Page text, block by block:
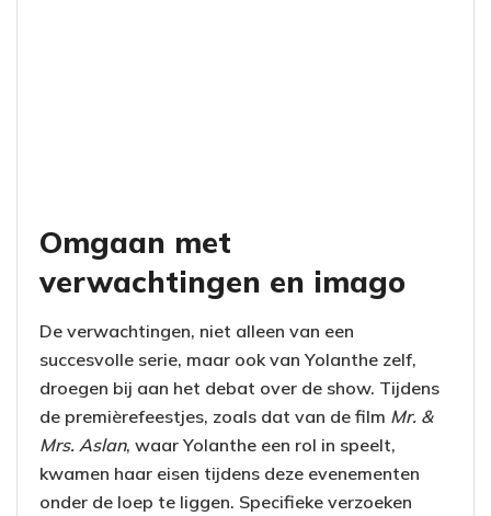
Omgaan met
verwachtingen en imago
De verwachtingen, niet alleen van een
succesvolle serie, maar ook van Yolanthe zelf,
droegen bij aan het debat over de show. Tijdens
de premièrefeestjes, zoals dat van de film Mr. &
Mrs. Aslan, waar Yolanthe een rol in speelt,
kwamen haar eisen tijdens deze evenementen
onder de loep te liggen. Specifieke verzoeken